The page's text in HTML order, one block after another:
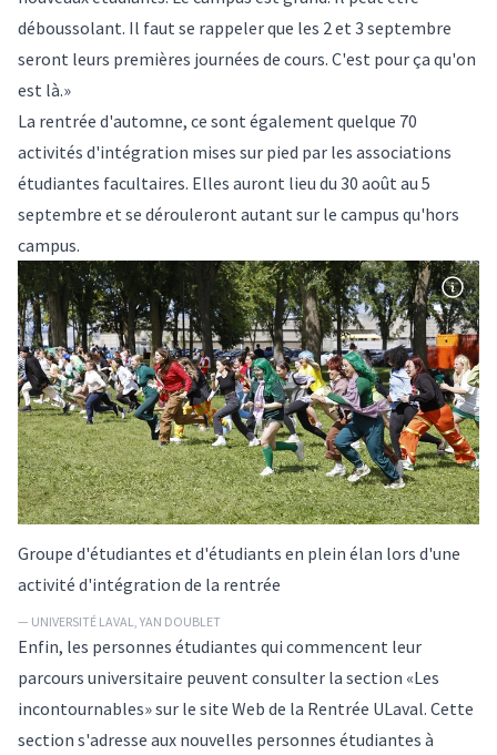
déboussolant. Il faut se rappeler que les 2 et 3 septembre
seront leurs premières journées de cours. C'est pour ça qu'on
est là.»
La rentrée d'automne, ce sont également quelque 70
activités d'intégration mises sur pied par les associations
étudiantes facultaires. Elles auront lieu du 30 août au 5
septembre et se dérouleront autant sur le campus qu'hors
campus.
Groupe d'étudiantes et d'étudiants en plein élan lors d'une
activité d'intégration de la rentrée
— UNIVERSITÉ LAVAL, YAN DOUBLET
Enfin, les personnes étudiantes qui commencent leur
parcours universitaire peuvent consulter la section «Les
incontournables» sur le site Web de la Rentrée ULaval. Cette
section s'adresse aux nouvelles personnes étudiantes à